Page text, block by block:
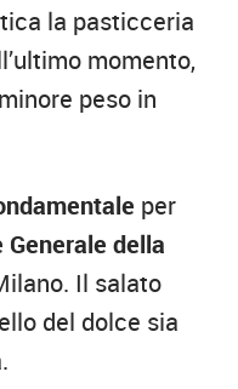
la pasticceria
momento,
peso in
per
della
Il salato
del dolce sia